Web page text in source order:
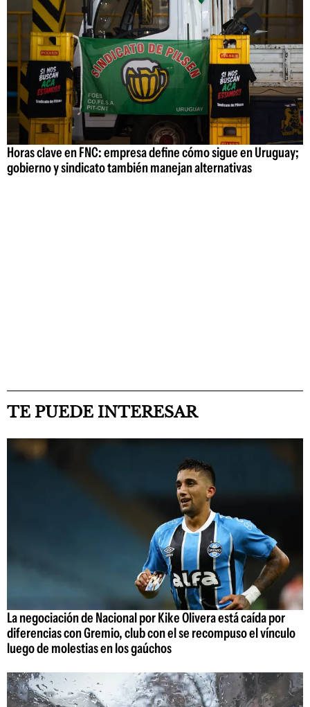
Horas clave en FNC: empresa define cómo sigue en Uruguay;
gobierno y sindicato también manejan alternativas
TE PUEDE INTERESAR
La negociación de Nacional por Kike Olivera está caída por
diferencias con Gremio, club con el se recompuso el vínculo
luego de molestias en los gaúchos